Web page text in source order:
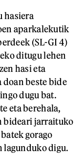
hasiera
aparkalekutik
(SL-GI 4)
ditugu lehen
hasi eta
doan beste bide
dugu bat.
eta berehala,
bideari jarraituko
gorago
lagunduko digu.